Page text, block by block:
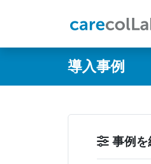
導入事例
事例を